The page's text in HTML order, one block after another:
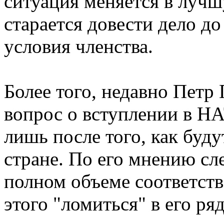
старается довести дело
условия членства.
Более того, недавно
вопрос о вступлении в
лишь после того, как
стране. По его мнению
полном объеме
этого "ломиться" в его